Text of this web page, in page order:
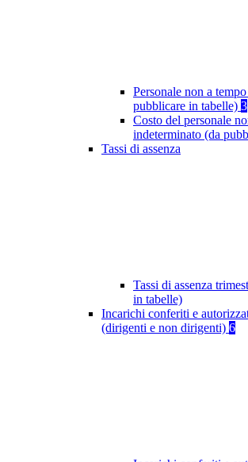
Personale non a
pubblicare in tabelle) 3
Costo del personale
indeterminato (da
Tassi di assenza
Tassi di assenza
in tabelle)
Incarichi conferiti e
(dirigenti e non dirigenti) 6